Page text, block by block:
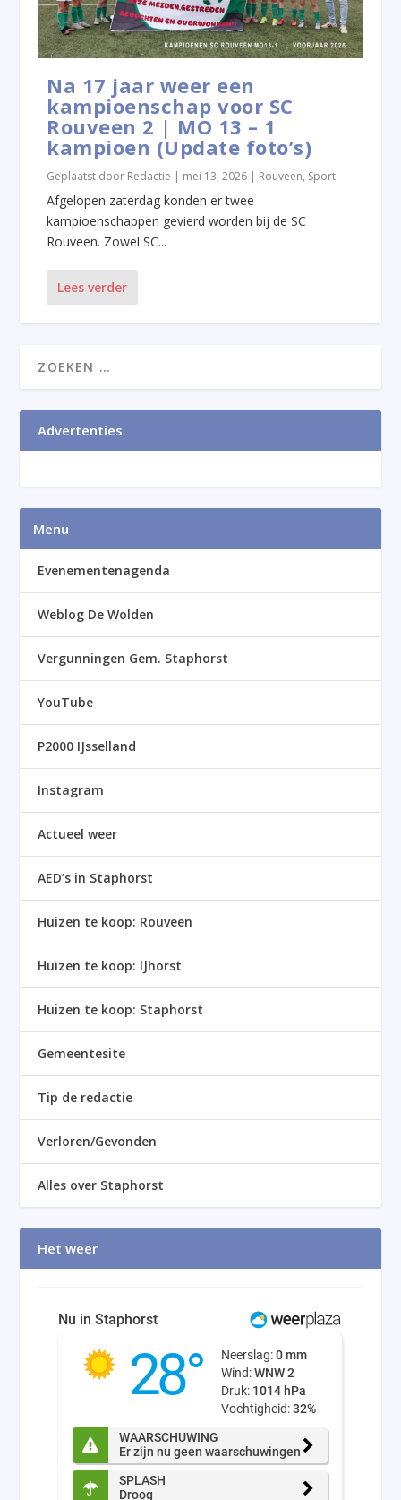
Na 17 jaar weer een
kampioenschap voor SC
Rouveen 2 | MO 13 – 1
kampioen (Update foto’s)
Geplaatst door Redactie | mei 13, 2026 | Rouveen, Sport
Afgelopen zaterdag konden er twee
kampioenschappen gevierd worden bij de SC
Rouveen. Zowel SC...
Lees verder
Advertenties
Menu
Evenementenagenda
Weblog De Wolden
Vergunningen Gem. Staphorst
YouTube
P2000 IJsselland
Instagram
Actueel weer
AED’s in Staphorst
Huizen te koop: Rouveen
Huizen te koop: IJhorst
Huizen te koop: Staphorst
Gemeentesite
Tip de redactie
Verloren/Gevonden
Alles over Staphorst
Het weer